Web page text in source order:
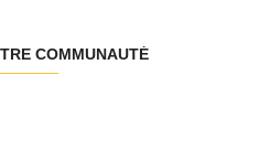
COMMUNAUTÉ